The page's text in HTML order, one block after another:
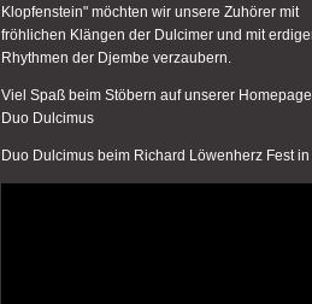
Klopfenstein" möchten wir unsere Zuhörer mit
fröhlichen Klängen der Dulcimer und mit
Rhythmen der Djembe verzaubern.
Viel Spaß beim Stöbern auf unserer
Duo Dulcimus
Duo Dulcimus beim Richard Löwenherz Fest